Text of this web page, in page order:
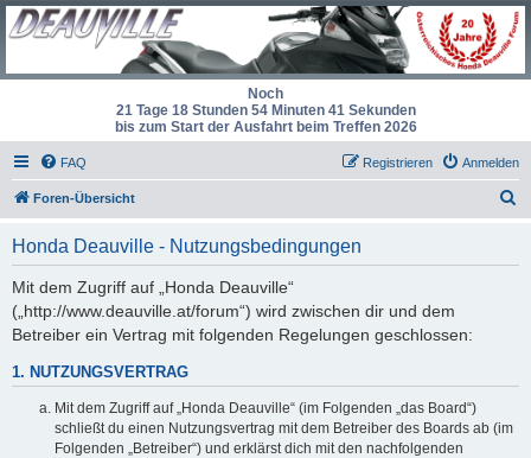
Noch
21 Tage 18 Stunden 54 Minuten 41 Sekunden
bis zum Start der Ausfahrt beim Treffen 2026
FAQ Anmelden
Registrieren
Foren-Übersicht
Honda Deauville - Nutzungsbedingungen
Mit dem Zugriff auf „Honda Deauville“
(„http://www.deauville.at/forum“) wird zwischen dir und dem
Betreiber ein Vertrag mit folgenden Regelungen geschlossen:
1. NUTZUNGSVERTRAG
Mit dem Zugriff auf „Honda Deauville“ (im Folgenden „das Board“)
schließt du einen Nutzungsvertrag mit dem Betreiber des Boards ab (im
Folgenden „Betreiber“) und erklärst dich mit den nachfolgenden